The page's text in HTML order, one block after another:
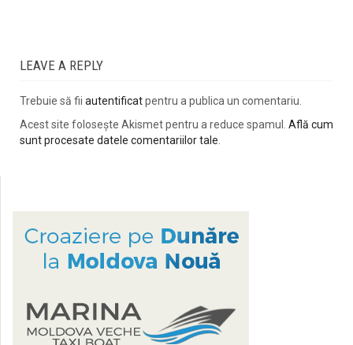
LEAVE A REPLY
Trebuie să fii autentificatpentru a publica un comentariu.
Acest site folosește Akismet pentru a reduce spamul. Află cum
sunt procesate datele comentariilor tale